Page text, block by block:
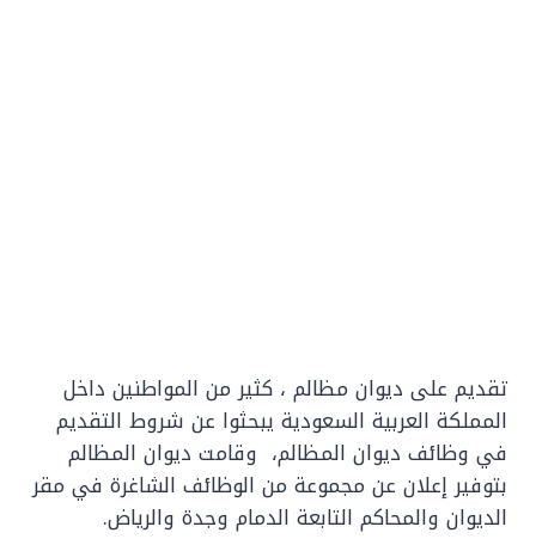
تقديم على ديوان مظالم ، كثير من المواطنين داخل
المملكة العربية السعودية يبحثوا عن شروط التقديم
في وظائف ديوان المظالم، وقامت ديوان المظالم
بتوفير إعلان عن مجموعة من الوظائف الشاغرة في مقر
الديوان والمحاكم التابعة الدمام وجدة والرياض.